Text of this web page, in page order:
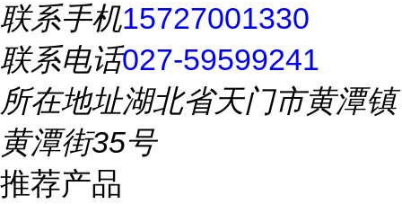
联系手机15727001330
联系电话027-59599241
所在地址湖北省天门市黄潭镇
黄潭街35号
推荐产品